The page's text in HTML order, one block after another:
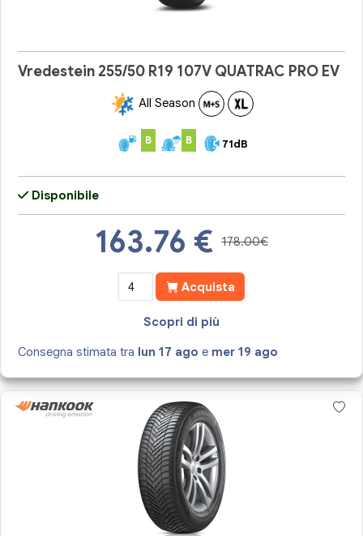
Vredestein 255/50 R19 107V QUATRAC PRO EV
All Season
B B 71dB
Disponibile
163.76 € 178.00€
Acquista
Scopri di più
Consegna stimata tra lun 17 ago e mer 19 ago